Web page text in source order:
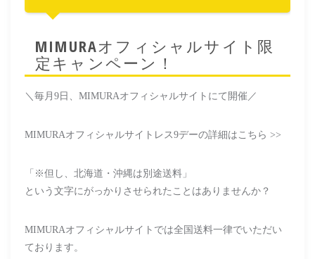
MIMURAオフィシャルサイト限
定キャンペーン！
＼毎月9日、MIMURAオフィシャルサイトにて開催／
MIMURAオフィシャルサイトレス9デーの詳細はこちら >>
「※但し、北海道・沖縄は別途送料」
という文字にがっかりさせられたことはありませんか？
MIMURAオフィシャルサイトでは全国送料一律でいただい
ております。